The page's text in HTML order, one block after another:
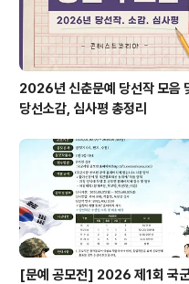
있습니다. 자세한 내용..
2026년 신춘문예 당선작 모음
당선소감, 심사평 총정리
[문예 공모전] 2026 제1회 국